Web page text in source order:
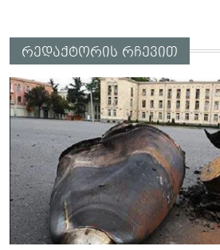
რედაქტორის რჩევით